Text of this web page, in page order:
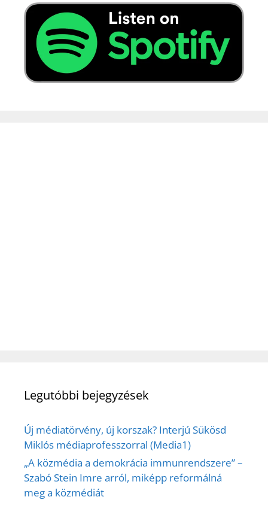
Legutóbbi bejegyzések
Új médiatörvény, új korszak? Interjú Sükösd
Miklós médiaprofesszorral (Media1)
„A közmédia a demokrácia immunrendszere” –
Szabó Stein Imre arról, miképp reformálná
meg a közmédiát